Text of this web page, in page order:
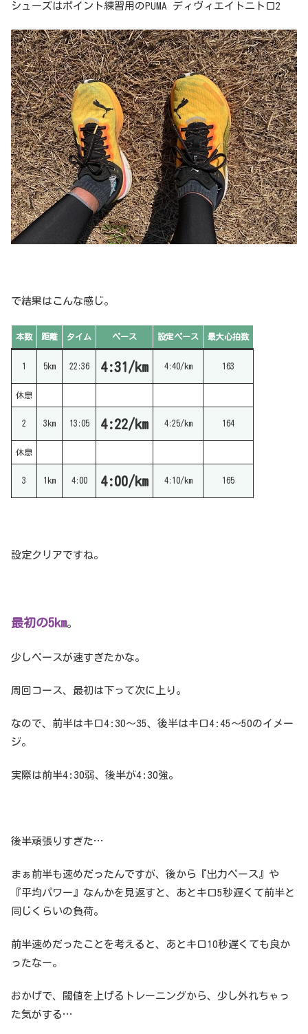
シューズはポイント練習用のPUMA ディヴィエイトニトロ2
で結果はこんな感じ。
本数 距離 タイム ペース 設定ペース 最大心拍数
1 5km 22:36 4:31/km 4:40/km 163
休息
2 3km 13:05 4:22/km 4:25/km 164
休息
3 1km 4:00 4:00/km 4:10/km 165
設定クリアですね。
最初の5km。
少しペースが速すぎたかな。
周回コース、最初は下って次に上り。
なので、前半はキロ4:30〜35、後半はキロ4:45〜50のイメー
ジ。
実際は前半4:30弱、後半が4:30強。
後半頑張りすぎた…
まぁ前半も速めだったんですが、後から『出力ペース』や
『平均パワー』なんかを見返すと、あとキロ5秒遅くて前半と
同じくらいの負荷。
前半速めだったことを考えると、あとキロ10秒遅くても良か
ったなー。
おかげで、閾値を上げるトレーニングから、少し外れちゃっ
た気がする…